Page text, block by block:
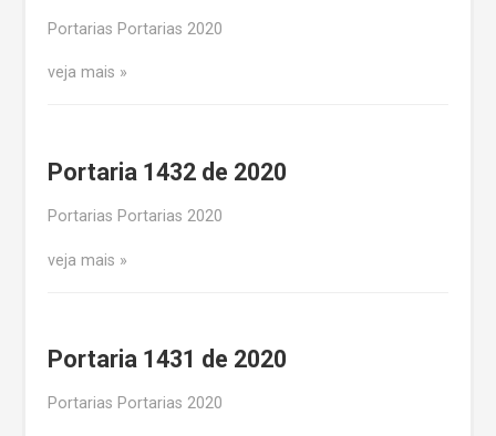
Portarias Portarias 2020
veja mais
Portaria 1432 de 2020
Portarias Portarias 2020
veja mais
Portaria 1431 de 2020
Portarias Portarias 2020